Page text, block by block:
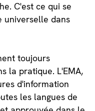
C'est ce qui se
universelle dans
toujours
la pratique. L'EMA,
d'information
les langues de